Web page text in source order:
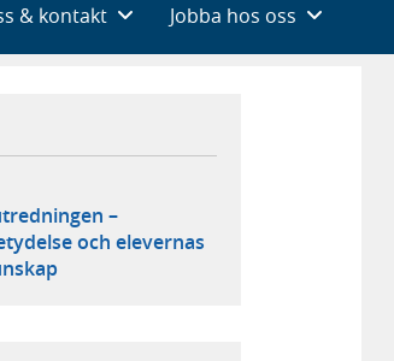
& kontakt Jobba hos oss
–
och elevernas